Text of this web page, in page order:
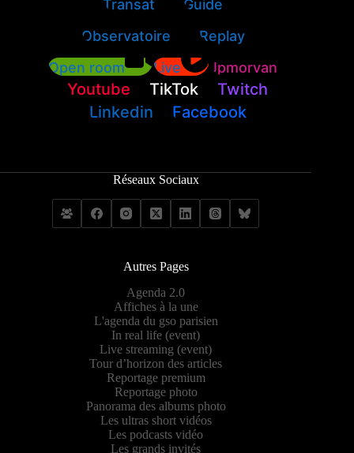
Transat
Guide
Observatoire
Replay
Open room
Live Jpmorvan
Youtube TikTok
Twitch
Linkedin
Facebook
Réseaux Sociaux
Autres Pages
Agenda 2.0
Affiches à la une
L'agenda du gso parisien
In real life (event)
Live streaming (event)
Tour d’horizon des articles
Reportage premium
Reportage photo
Panorama des albums photo
Les ultras short vidéos
Les podcasts vidéo
Les grands invités